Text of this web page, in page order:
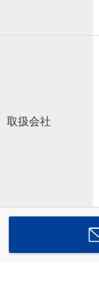
取扱会社